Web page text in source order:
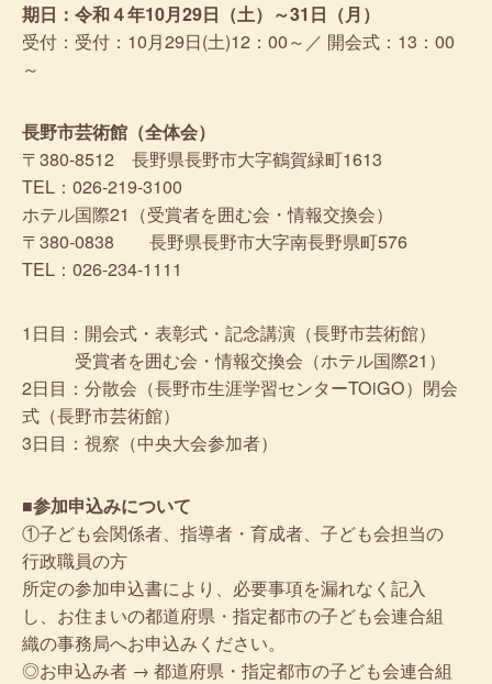
期日：令和４年10月29日（土）～31日（月）
受付：受付：10月29日(土)12：00～／ 開会式：13：00
～
長野市芸術館（全体会）
〒380-8512 長野県長野市大字鶴賀緑町1613
TEL：026-219-3100
ホテル国際21（受賞者を囲む会・情報交換会）
〒380-0838 長野県長野市大字南長野県町576
TEL：026-234-1111
1日目：開会式・表彰式・記念講演（長野市芸術館）
受賞者を囲む会・情報交換会（ホテル国際21）
2日目：分散会（長野市生涯学習センターTOiGO）閉会
式（長野市芸術館）
3日目：視察（中央大会参加者）
■参加申込みについて
①子ども会関係者、指導者・育成者、子ども会担当の
行政職員の方
所定の参加申込書により、必要事項を漏れなく記入
し、お住まいの都道府県・指定都市の子ども会連合組
織の事務局へお申込みください。
◎お申込み者 → 都道府県・指定都市の子ども会連合組